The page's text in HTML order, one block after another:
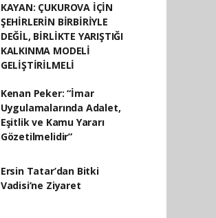
KAYAN: ÇUKUROVA İÇİN
ŞEHİRLERİN BİRBİRİYLE
DEĞİL, BİRLİKTE YARIŞTIĞI
KALKINMA MODELİ
GELİŞTİRİLMELİ
Kenan Peker: “İmar
Uygulamalarında Adalet,
Eşitlik ve Kamu Yararı
Gözetilmelidir”
Ersin Tatar’dan Bitki
Vadisi’ne Ziyaret